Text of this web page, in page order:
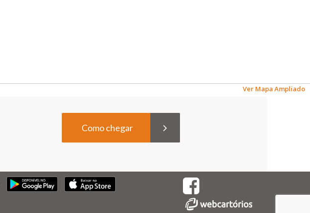
Ver Mapa Ampliado
Como chegar